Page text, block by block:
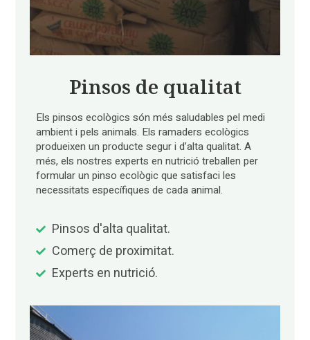
Pinsos de qualitat
Els pinsos ecològics són més saludables pel medi
ambient i pels animals. Els ramaders ecològics
produeixen un producte segur i d’alta qualitat. A
més, els nostres experts en nutrició treballen per
formular un pinso ecològic que satisfaci les
necessitats específiques de cada animal.
Pinsos d'alta qualitat.
Comerç de proximitat.
Experts en nutrició.